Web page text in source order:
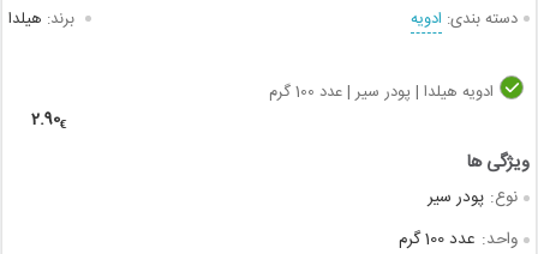
دسته بندی: ادویه برند: هیلدا
ادویه هیلدا | پودر سیر | عدد 100 گرم
2.90€
نوع: پودر سیر
واحد: عدد 100 گرم